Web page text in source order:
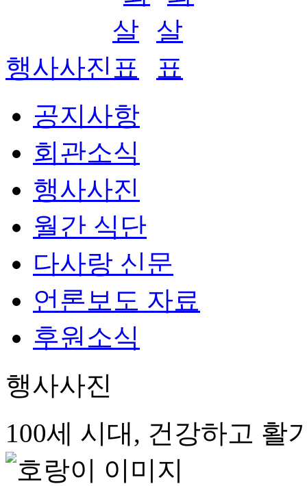
행사사진
공지사항
회관소식
행사사진
월간 식단
다사랑 신문
언론보도 자료
후원소식
행사사진
100세 시대, 건강하고 활